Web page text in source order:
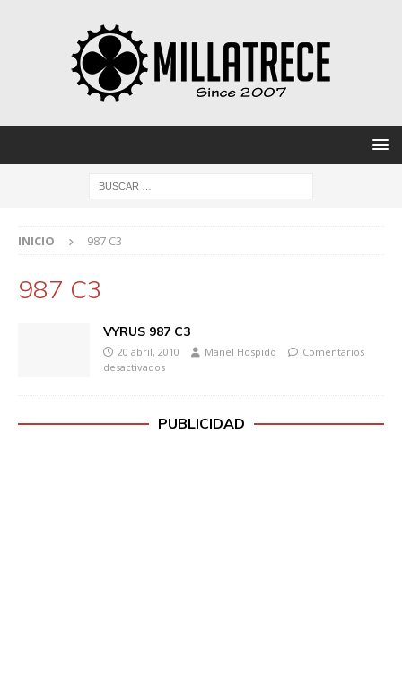
INICIO 987 C3
987 C3
VYRUS 987 C3
20 abril, 2010 Manel Hospido
Comentarios
desactivados
PUBLICIDAD